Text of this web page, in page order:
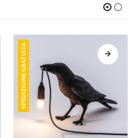
SPEDIZIONE GRATUITA